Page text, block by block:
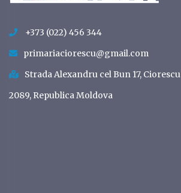
+373 (022) 456 344
primariaciorescu@gmail.com
Strada Alexandru cel Bun 17, Ciorescu
2089, Republica Moldova